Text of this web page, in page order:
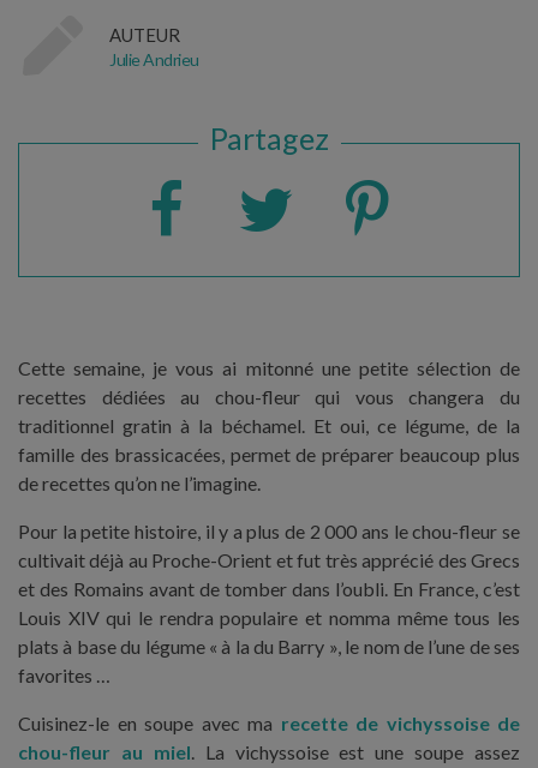
AUTEUR
Julie Andrieu
Partagez
Cette semaine, je vous ai mitonné une petite sélection de
recettes dédiées au chou-fleur qui vous changera du
traditionnel gratin à la béchamel. Et oui, ce légume, de la
famille des brassicacées, permet de préparer beaucoup plus
de recettes qu’on ne l’imagine.
Pour la petite histoire, il y a plus de 2 000 ans le chou-fleur se
cultivait déjà au Proche-Orient et fut très apprécié des Grecs
et des Romains avant de tomber dans l’oubli. En France, c’est
Louis XIV qui le rendra populaire et nomma même tous les
plats à base du légume « à la du Barry », le nom de l’une de ses
favorites …
Cuisinez-le en soupe avec ma recette de vichyssoise de
chou-fleur au miel. La vichyssoise est une soupe assez